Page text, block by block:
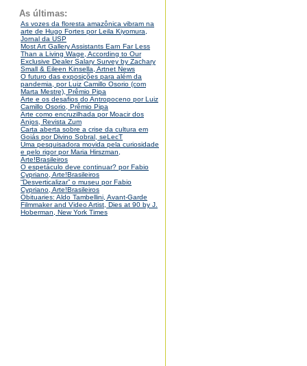
As últimas:
As vozes da floresta amazônica vibram na
arte de Hugo Fortes por Leila Kiyomura,
Jornal da USP
Most Art Gallery Assistants Earn Far Less
Than a Living Wage, According to Our
Exclusive Dealer Salary Survey by Zachary
Small & Eileen Kinsella, Artnet News
O futuro das exposições para além da
pandemia, por Luiz Camillo Osorio (com
Marta Mestre), Prêmio Pipa
Arte e os desafios do Antropoceno por Luiz
Camillo Osorio, Prêmio Pipa
Arte como encruzilhada por Moacir dos
Anjos, Revista Zum
Carta aberta sobre a crise da cultura em
Goiás por Divino Sobral, seLecT
Uma pesquisadora movida pela curiosidade
e pelo rigor por Maria Hirszman,
Arte!Brasileiros
O espetáculo deve continuar? por Fabio
Cypriano, Arte!Brasileiros
“Desverticalizar” o museu por Fabio
Cypriano, Arte!Brasileiros
Obituaries: Aldo Tambellini, Avant-Garde
Filmmaker and Video Artist, Dies at 90 by J.
Hoberman, New York Times